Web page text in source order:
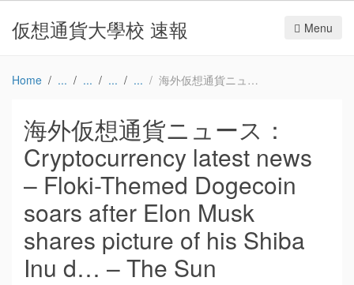
仮想通貨大學校 速報 Menu
Home 海外仮想通貨ニュース：Cryptocurrency latest news – Floki-Themed Dogecoin soars after Elon Musk shares picture of his Shiba Inu d… – The Sun
海外仮想通貨ニュース：
Cryptocurrency latest news
– Floki-Themed Dogecoin
soars after Elon Musk
shares picture of his Shiba
Inu d… – The Sun